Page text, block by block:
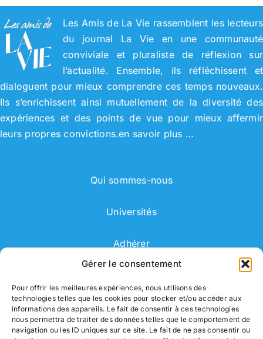
Gérer le consentement
Pour offrir les meilleures expériences, nous utilisons des
technologies telles que les cookies pour stocker et/ou accéder aux
informations des appareils. Le fait de consentir à ces technologies
nous permettra de traiter des données telles que le comportement de
navigation ou les ID uniques sur ce site. Le fait de ne pas consentir ou
Les Amis de La Vie rassemblent les lecteurs
du journal La Vie en une communauté
conviviale et pluraliste de réflexion sur
l’actualité. Ensemble, ils réfléchissent et
dialoguent pour mieux comprendre ces temps nouveaux.
Ils s’enrichissent ainsi mutuellement de la diversité des
expériences et des points de vue pour mieux affermir
leurs propres convictions.en savoir plus …
Qui sommes-nous
Universités
Adhérer
Correspondant